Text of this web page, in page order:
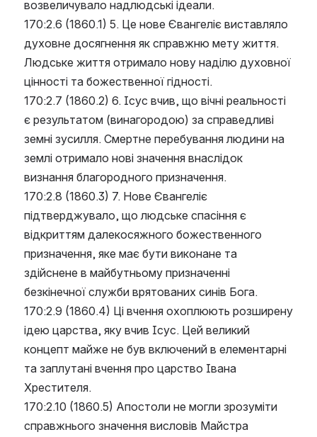
возвеличувало надлюдські ідеали.
170:2.6 (1860.1) 5. Це нове Євангеліє виставляло
духовне досягнення як справжню мету життя.
Людське життя отримало нову наділю духовної
цінності та божественної гідності.
170:2.7 (1860.2) 6. Ісус вчив, що вічні реальності
є результатом (винагородою) за справедливі
земні зусилля. Смертне перебування людини на
землі отримало нові значення внаслідок
визнання благородного призначення.
170:2.8 (1860.3) 7. Нове Євангеліє
підтверджувало, що людське спасіння є
відкриттям далекосяжного божественного
призначення, яке має бути виконане та
здійснене в майбутньому призначенні
безкінечної служби врятованих синів Бога.
170:2.9 (1860.4) Ці вчення охоплюють розширену
ідею царства, яку вчив Ісус. Цей великий
концепт майже не був включений в елементарні
та заплутані вчення про царство Івана
Хрестителя.
170:2.10 (1860.5) Апостоли не могли зрозуміти
справжнього значення висловів Майстра